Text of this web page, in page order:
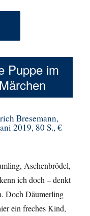
Puppe im
Bresemann,
2019, 80 S., €
Aschenbrödel,
ich doch – denkt
Doch Däumerling
ein freches Kind,